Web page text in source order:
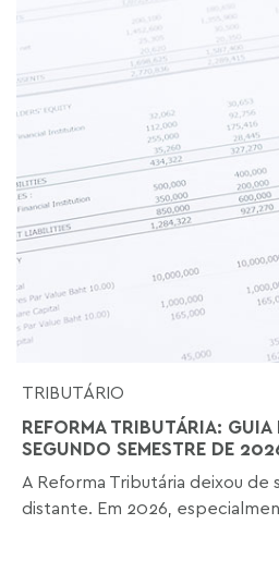
TRIBUTÁRIO
REFORMA TRIBUTÁRIA: GUIA
SEGUNDO SEMESTRE DE
A Reforma Tributária deixou de
distante. Em 2026,